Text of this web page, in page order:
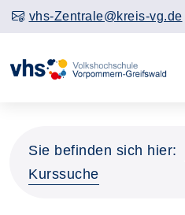
vhs-Zentrale@kreis-vg.de
Sie befinden sich hier:
Kurssuche